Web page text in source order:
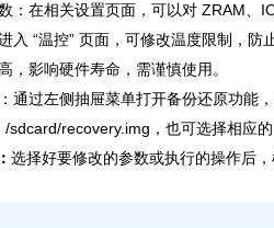
在相关设置页面，可以对 ZRAM、IO
“温控” 页面，可修改温度限制，防
，影响硬件寿命，需谨慎使用。
过左侧抽屉菜单打开备份还原功能
sdcard/recovery.img，也可选择相应
选择好要修改的参数或执行的操作后